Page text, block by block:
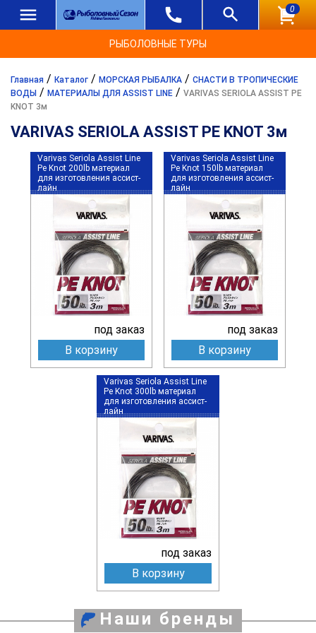
0
РЫБОЛОВНЫЕ ТУРЫ
Главная / Каталог / МОРСКАЯ РЫБАЛКА / СНАСТИ В ТРОПИЧЕСКИЕ
ВОДЫ / МАТЕРИАЛЫ ДЛЯ ASSIST LINE / VARIVAS SERIOLA ASSIST PE
KNOT 3м
VARIVAS SERIOLA ASSIST PE KNOT 3м
Varivas Seriola Assist Line
Pe Knot 200lb материал
для изготовления ассист-
лайн
под заказ
В корзину
Varivas Seriola Assist Line
Pe Knot 150lb материал
для изготовления ассист-
лайн
под заказ
В корзину
Varivas Seriola Assist Line
Pe Knot 300lb материал
для изготовления ассист-
лайн
под заказ
В корзину
Наши бренды